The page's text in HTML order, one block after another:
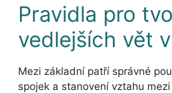
Pravidla pro
vedlejších vět
Mezi základní patří správné
spojek a stanovení vztahu